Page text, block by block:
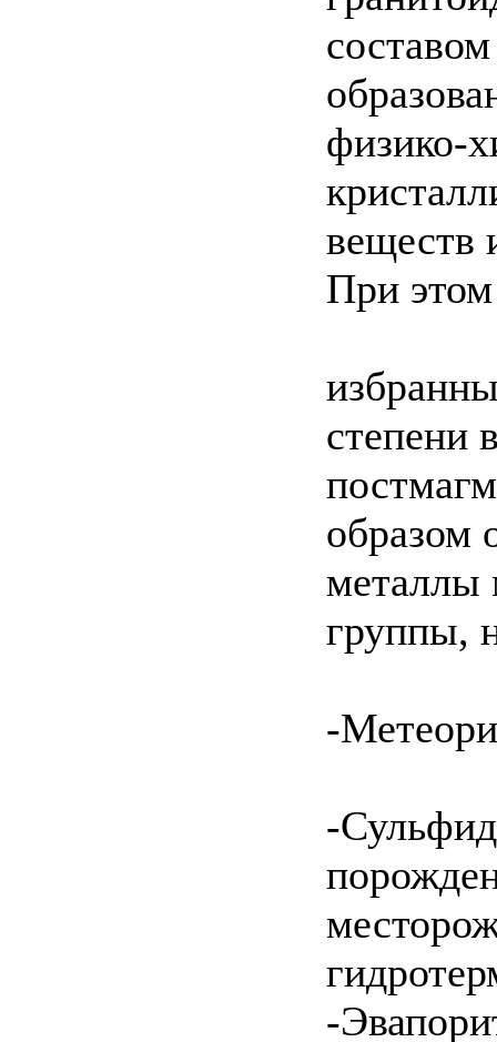
физико-
веществ
При
степени
образом
металлы
группы,
-
-
-